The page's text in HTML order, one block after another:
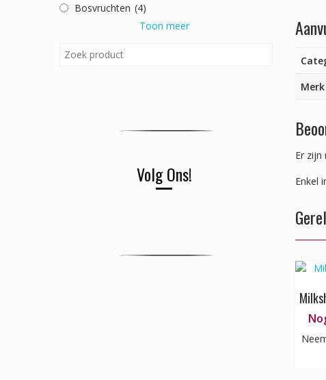
Merk
Er zijn
Enkel
Bosvruchten (4)
Toon meer
Volg Ons!